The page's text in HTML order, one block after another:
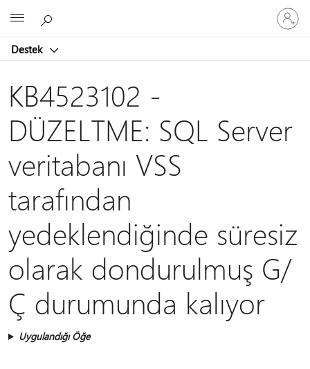
Destek
oturum
açın
KB4523102 -
DÜZELTME: SQL Server
veritabanı VSS
tarafından
yedeklendiğinde süresiz
olarak dondurulmuş G/
Ç durumunda kalıyor
Uygulandığı Öğe